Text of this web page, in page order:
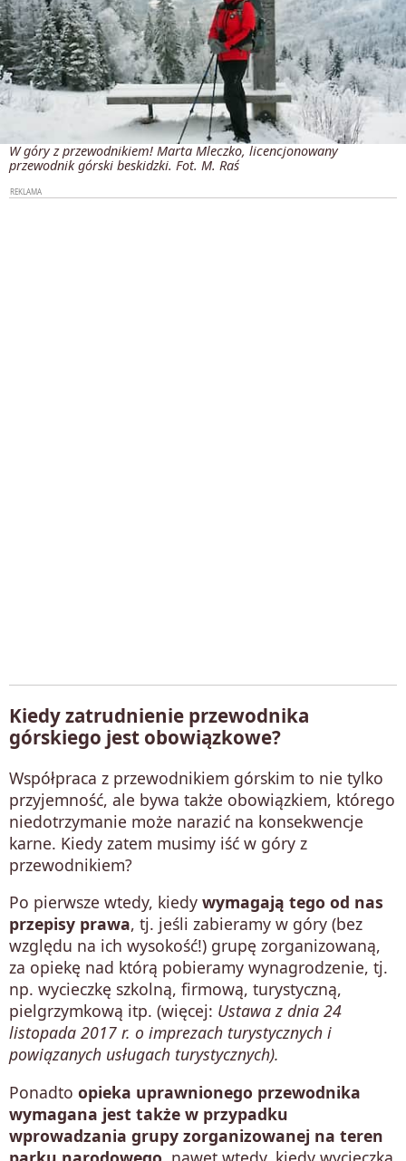
W góry z przewodnikiem! Marta Mleczko, licencjonowany
przewodnik górski beskidzki. Fot. M. Raś
Kiedy zatrudnienie przewodnika
górskiego jest obowiązkowe?
Współpraca z przewodnikiem górskim to nie tylko
przyjemność, ale bywa także obowiązkiem, którego
niedotrzymanie może narazić na konsekwencje
karne. Kiedy zatem musimy iść w góry z
przewodnikiem?
Po pierwsze wtedy, kiedy wymagają tego od nas
przepisy prawa, tj. jeśli zabieramy w góry (bez
względu na ich wysokość!) grupę zorganizowaną,
za opiekę nad którą pobieramy wynagrodzenie, tj.
np. wycieczkę szkolną, firmową, turystyczną,
pielgrzymkową itp. (więcej: Ustawa z dnia 24
listopada 2017 r. o imprezach turystycznych i
powiązanych usługach turystycznych).
Ponadto opieka uprawnionego przewodnika
wymagana jest także w przypadku
wprowadzania grupy zorganizowanej na teren